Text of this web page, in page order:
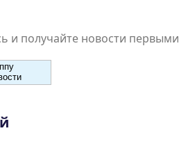
и получайте новости первыми